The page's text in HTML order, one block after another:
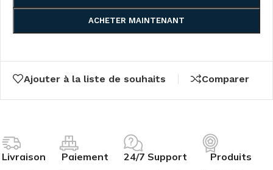
ACHETER MAINTENANT
Ajouter à la liste de souhaits Comparer
Livraison Paiement 24/7 Support Produits